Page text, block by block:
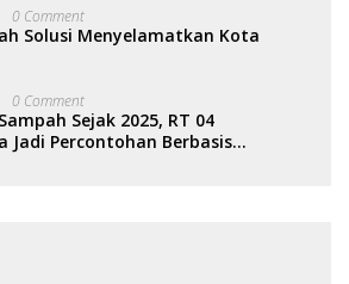
0 Comment
Solusi Menyelamatkan Kota
0 Comment
Sejak 2025, RT 04
Jadi Percontohan Berbasis